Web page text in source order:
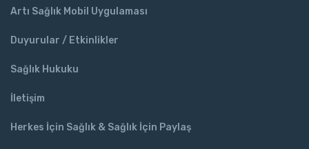
Artı Sağlık Mobil Uygulaması
Duyurular / Etkinlikler
Sağlık Hukuku
İletişim
Herkes İçin Sağlık & Sağlık İçin Paylaş